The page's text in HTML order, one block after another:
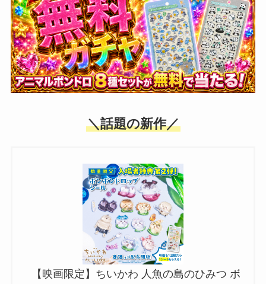
＼話題の新作／
【映画限定】ちいかわ 人魚の島のひみつ ボ